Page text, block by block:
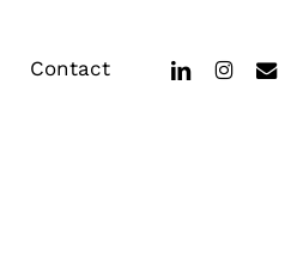
Contact linkedininstagram
email